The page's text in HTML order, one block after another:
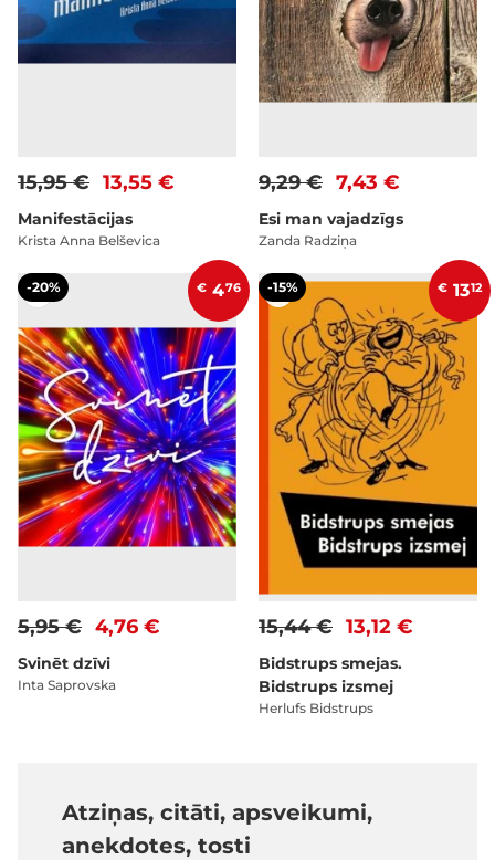
13,55 €
15,95 €
Manifestācijas
Krista Anna Belševica
7,43 €
9,29 €
Esi man vajadzīgs
Zanda Radziņa
-20% € 476
4,76 €
5,95 €
Svinēt dzīvi
Inta Saprovska
-15% € 1312
13,12 €
15,44 €
Bidstrups smejas.
Bidstrups izsmej
Herlufs Bidstrups
Atziņas, citāti, apsveikumi,
anekdotes, tosti